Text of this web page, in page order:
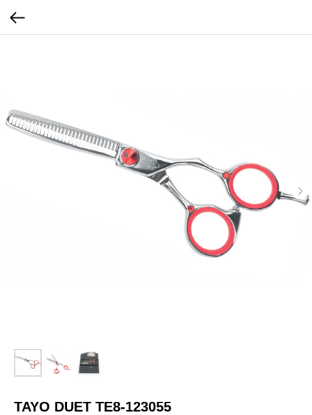
TAYO DUET TE8-123055